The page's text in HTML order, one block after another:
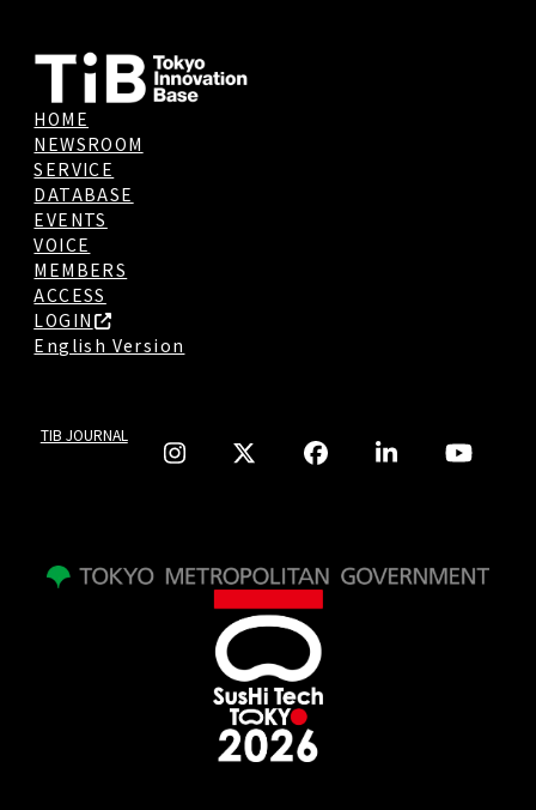
HOME
NEWSROOM
SERVICE
DATABASE
EVENTS
VOICE
MEMBERS
ACCESS
LOGIN
English Version
TIB JOURNAL